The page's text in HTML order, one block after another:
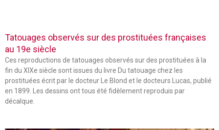
Tatouages observés sur des prostituées françaises
au 19e siècle
Ces reproductions de tatouages observés sur des prostituées à la
fin du XIXe siècle sont issues du livre Du tatouage chez les
prostituées écrit par le docteur Le Blond et le docteurs Lucas, publié
en 1899. Les dessins ont tous été fidèlement reproduis par
décalque.